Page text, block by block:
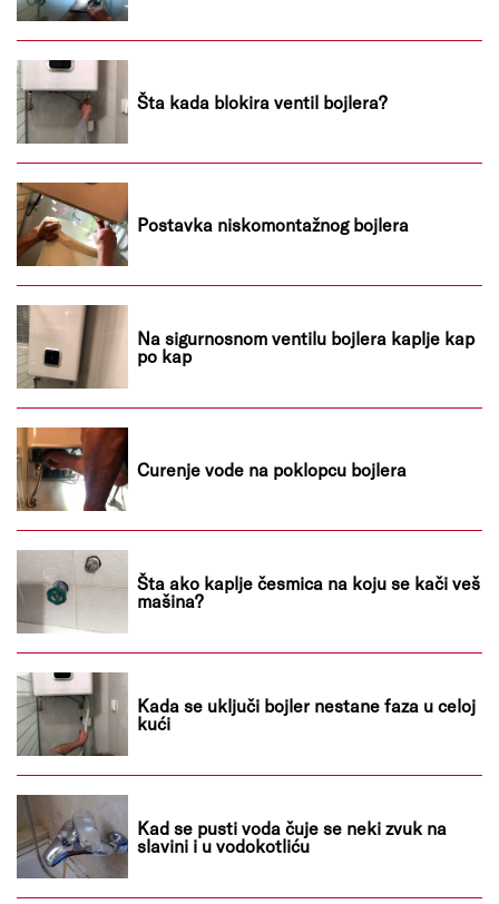
Šta kada blokira ventil bojlera?
Postavka niskomontažnog bojlera
Na sigurnosnom ventilu bojlera kaplje kap
po kap
Curenje vode na poklopcu bojlera
Šta ako kaplje česmica na koju se kači veš
mašina?
Kada se uključi bojler nestane faza u celoj
kući
Kad se pusti voda čuje se neki zvuk na
slavini i u vodokotliću